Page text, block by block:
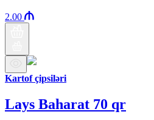
2.00
Kartof çipsiləri
Lays Baharat 70 qr